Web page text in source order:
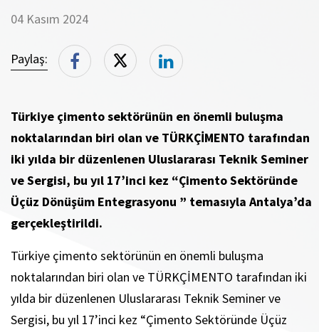
04 Kasım 2024
Paylaş:
Türkiye çimento sektörünün en önemli buluşma
noktalarından biri olan ve TÜRKÇİMENTO tarafından
iki yılda bir düzenlenen Uluslararası Teknik Seminer
ve Sergisi, bu yıl 17’inci kez “Çimento Sektöründe
Üçüz Dönüşüm Entegrasyonu ” temasıyla Antalya’da
gerçekleştirildi.
Türkiye çimento sektörünün en önemli buluşma
noktalarından biri olan ve TÜRKÇİMENTO tarafından iki
yılda bir düzenlenen Uluslararası Teknik Seminer ve
Sergisi, bu yıl 17’inci kez “Çimento Sektöründe Üçüz